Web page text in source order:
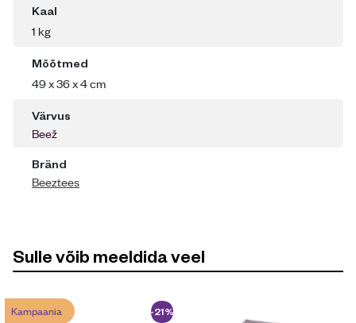
Kaal
1 kg
Mõõtmed
49 x 36 x 4 cm
Värvus
Beež
Bränd
Beeztees
Sulle võib meeldida veel
Kampaania -21%